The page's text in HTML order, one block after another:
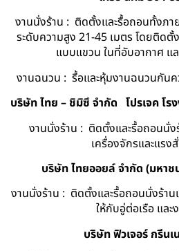
งานนั่งร้าน : ติดตั้งและรื้อถอนทั้งภา
ระดับความสูง 21-45 เมตร โดยติด
แบบแขวน ในที่อับอากาศ แ
งานฉนวน : รื้อและหุ้มงานฉนวนกัน
บริษัท ไทย – ชิมิซึ จำกัด โปรเจค โร
งานนั่งร้าน : ติดตั้งและรื้อถอนนั่
เครื่องจักรและแรง
บริษัท ไทยออยล์ จํากัด (มหาช
งานนั่งร้าน : ติดตั้งและรื้อถอนนั่งร้า
ให้กับอู่ต่อเรือ และ
บริษัท ฟิวเจอร์ กรีนเ